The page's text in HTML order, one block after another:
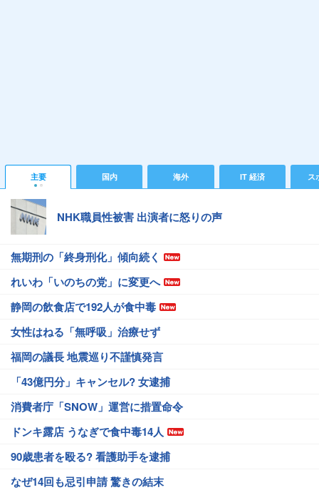
主要 国内 海外 IT 経済 ス
NHK職員性被害 出演者に怒りの声
無期刑の「終身刑化」傾向続く
れいわ「いのちの党」に変更へ
静岡の飲食店で192人が食中毒
女性はねる「無呼吸」治療せず
福岡の議長 地震巡り不謹慎発言
「43億円分」キャンセル? 女逮捕
消費者庁「SNOW」運営に措置命令
ドンキ露店 うなぎで食中毒14人
90歳患者を殴る? 看護助手を逮捕
なぜ14回も忌引申請 驚きの結末